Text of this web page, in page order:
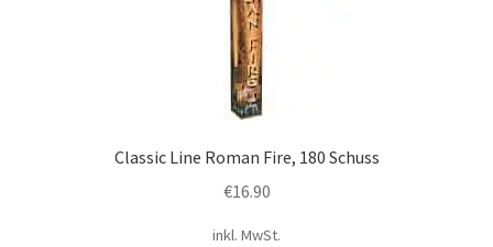
Classic Line Roman Fire, 180 Schuss
€16.90
inkl. MwSt.